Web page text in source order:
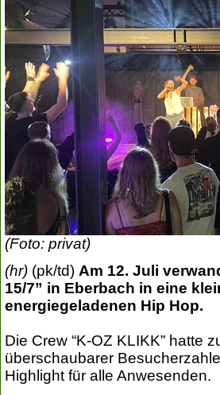
(Foto: privat)
(hr) (pk/td) Am 12. Juli
15/7” in Eberbach in eine
energiegeladenen Hip Hop.
Die Crew “K-OZ KLIKK” hatte
überschaubarer
Highlight für alle Anwesenden.